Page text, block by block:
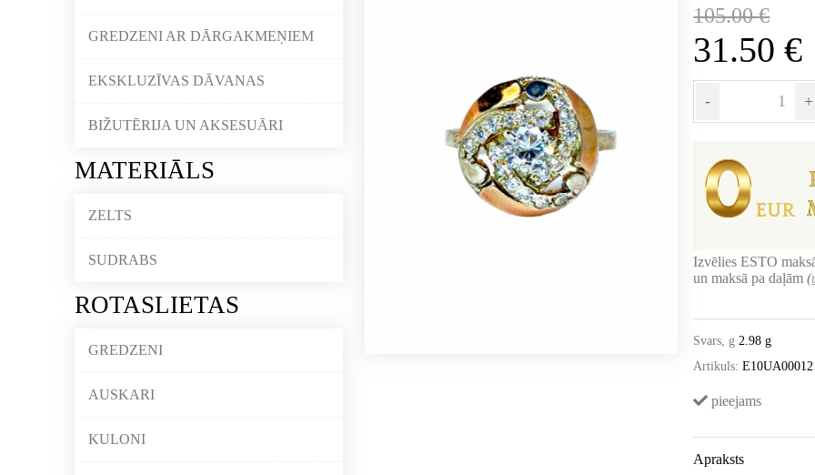
GREDZENI AR DĀRGAKMEŅIEM
EKSKLUZĪVAS DĀVANAS
BIŽUTĒRIJA UN AKSESUĀRI
MATERIĀLS
ZELTS
SUDRABS
ROTASLIETAS
GREDZENI
AUSKARI
KULONI
105.00€
31.50€
- +
Izvēlies ESTO
un maksā pa daļām(
Svars, g 2.98 g
Artikuls:
pieejams
Apraksts